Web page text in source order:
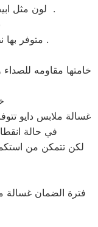
لون مثل ابيض واسود وسيلفر لتناسب الجميع .
متوفر بها نظام لفصل الكهرباء كل 15 ثانيه .
خامتها مقاومه
غسالة ملابس دايو
في حالة
لكن تتمكن من